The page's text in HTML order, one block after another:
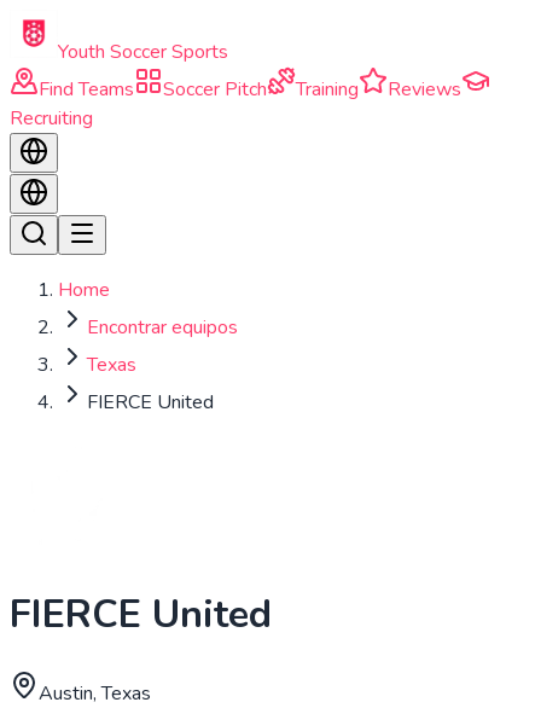
Skip to main content
Youth Soccer Sports
Find Teams
Soccer Pitch Training
Reviews
Recruiting
Home
Encontrar equipos
Texas
FIERCE United
FIERCE United
Austin, Texas